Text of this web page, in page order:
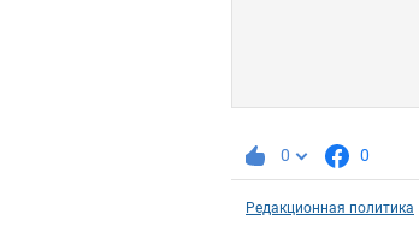
0 0
Редакционная политика